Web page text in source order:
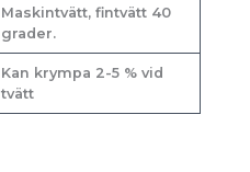
Maskintvätt, fintvätt 40
grader.
Kan krympa 2-5 % vid
tvätt